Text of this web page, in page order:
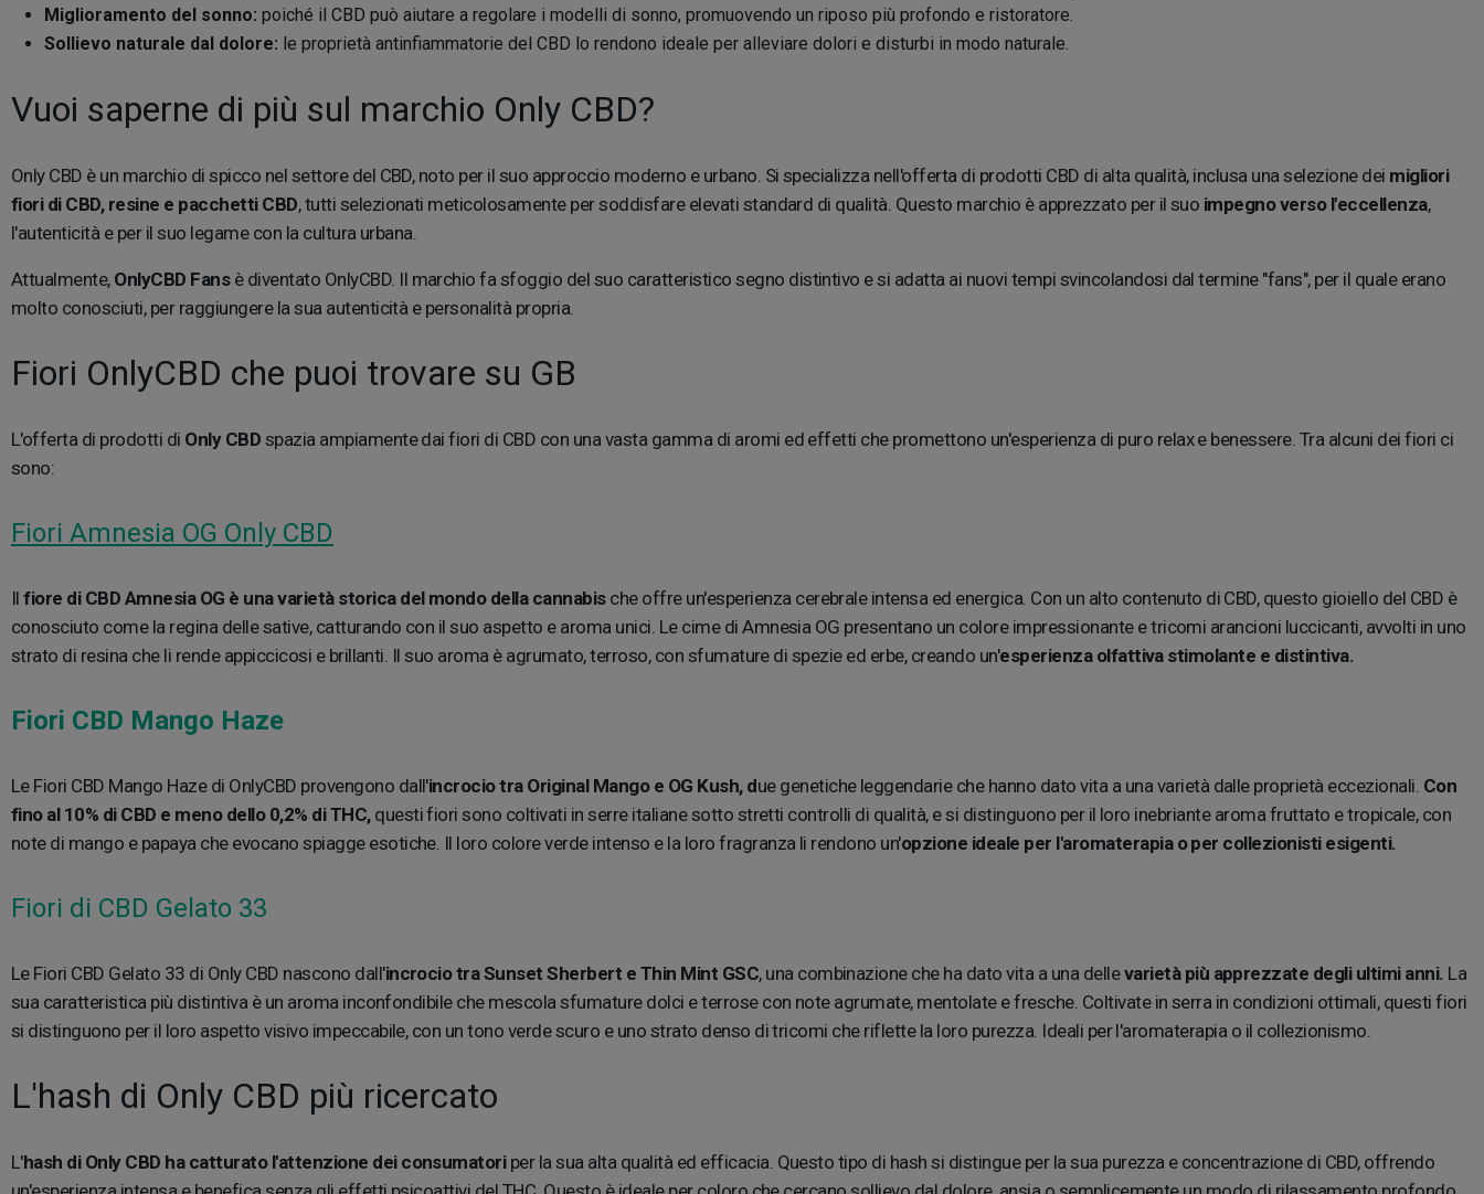
Miglioramento del sonno: poiché il CBD può aiutare a regolare i modelli di sonno, promuovendo un riposo più profondo e ristoratore.
Sollievo naturale dal dolore: le proprietà antinfiammatorie del CBD lo rendono ideale per alleviare dolori e disturbi in modo naturale.
Vuoi saperne di più sul marchio Only CBD?
Only CBD è un marchio di spicco nel settore del CBD, noto per il suo approccio moderno e urbano. Si specializza nell'offerta di prodotti CBD di alta qualità, inclusa una selezione dei migliori
fiori di CBD, resine e pacchetti CBD, tutti selezionati meticolosamente per soddisfare elevati standard di qualità. Questo marchio è apprezzato per il suo impegno verso l'eccellenza,
l'autenticità e per il suo legame con la cultura urbana.
Attualmente, OnlyCBD Fansè diventato OnlyCBD. Il marchio fa sfoggio del suo caratteristico segno distintivo e si adatta ai nuovi tempi svincolandosi dal termine "fans", per il quale erano
molto conosciuti, per raggiungere la sua autenticità e personalità propria.
Fiori OnlyCBD che puoi trovare su GB
L'offerta di prodotti di Only CBD spazia ampiamente dai fiori di CBD con una vasta gamma di aromi ed effetti che promettono un'esperienza di puro relax e benessere. Tra alcuni dei fiori ci
sono:
Fiori Amnesia OG Only CBD
Ilfiore di CBD Amnesia OG è una varietà storica del mondo della cannabische offre un'esperienza cerebrale intensa ed energica. Con un alto contenuto di CBD, questo gioiello del CBD è
conosciuto come la regina delle sative, catturando con il suo aspetto e aroma unici. Le cime di Amnesia OG presentano un colore impressionante e tricomi arancioni luccicanti, avvolti in uno
strato di resina che li rende appiccicosi e brillanti. Il suo aroma è agrumato, terroso, con sfumature di spezie ed erbe, creando un'esperienza olfattiva stimolante e distintiva.
Fiori CBD Mango Haze
Le Fiori CBD Mango Haze di OnlyCBD provengono dall'incrocio tra Original Mango e OG Kush, due genetiche leggendarie che hanno dato vita a una varietà dalle proprietà eccezionali. Con
fino al 10% di CBD e meno dello 0,2% di THC,questi fiori sono coltivati in serre italiane sotto stretti controlli di qualità, e si distinguono per il loro inebriante aroma fruttato e tropicale, con
note di mango e papaya che evocano spiagge esotiche. Il loro colore verde intenso e la loro fragranza li rendono un'opzione ideale per l'aromaterapia o per collezionisti esigenti.
Fiori di CBD Gelato 33
Le Fiori CBD Gelato 33 di Only CBD nascono dall'incrocio tra Sunset Sherbert e Thin Mint GSC, una combinazione che ha dato vita a una dellevarietà più apprezzate degli ultimi anni. La
sua caratteristica più distintiva è un aroma inconfondibile che mescola sfumature dolci e terrose con note agrumate, mentolate e fresche. Coltivate in serra in condizioni ottimali, questi fiori
si distinguono per il loro aspetto visivo impeccabile, con un tono verde scuro e uno strato denso di tricomi che riflette la loro purezza. Ideali per l'aromaterapia o il collezionismo.
L'hash di Only CBD più ricercato
L'hash di Only CBD ha catturato l'attenzione dei consumatoriper la sua alta qualità ed efficacia. Questo tipo di hash si distingue per la sua purezza e concentrazione di CBD, offrendo